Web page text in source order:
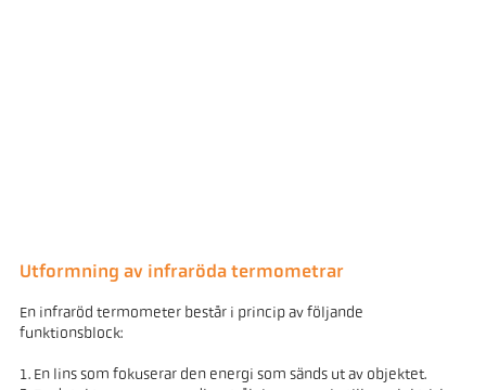
Utformning av infraröda termometrar
En infraröd termometer består i princip av följande
funktionsblock:
1. En lins som fokuserar den energi som sänds ut av objektet.